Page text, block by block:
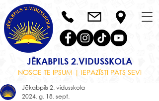
JĒKABPILS 2.VIDUSSKOLA
NOSCE TE IPSUM | IEPAZĪSTI PATS SEVI
Jēkabpils 2. vidusskola
2024. g. 18. sept.